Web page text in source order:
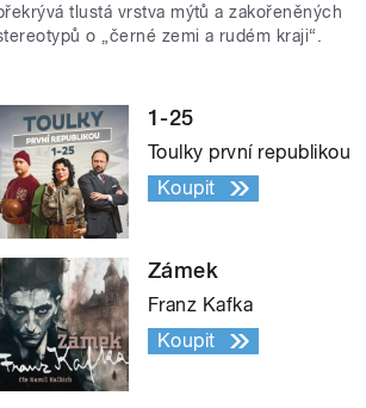
tlustá vrstva mýtů a zakořeněných
o „černé zemi a rudém kraji“.
1-25
Toulky první republikou
Koupit
Zámek
Franz Kafka
Koupit